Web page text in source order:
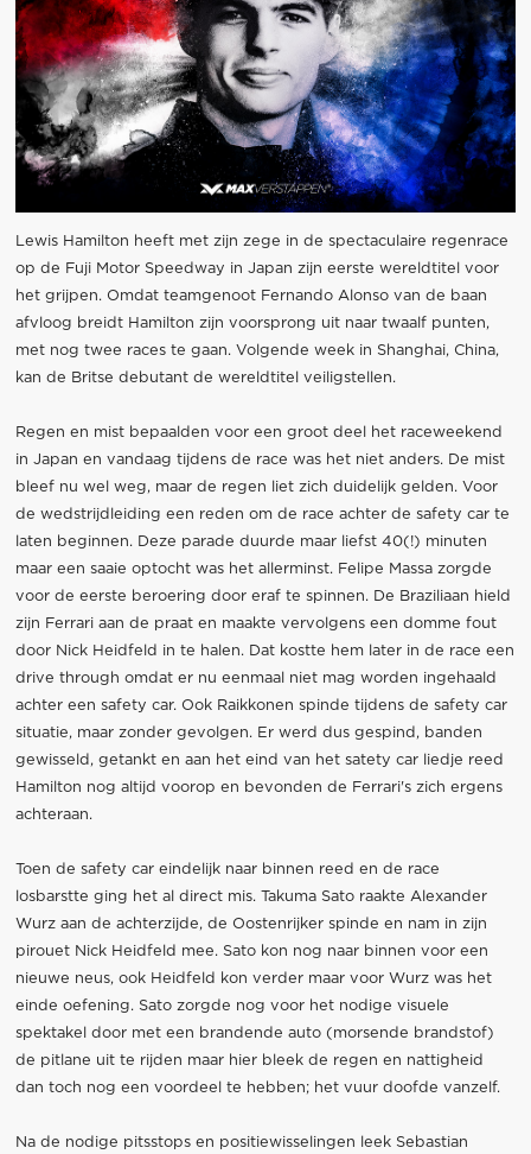
Lewis Hamilton heeft met zijn zege in de spectaculaire regenrace
op de Fuji Motor Speedway in Japan zijn eerste wereldtitel voor
het grijpen. Omdat teamgenoot Fernando Alonso van de baan
afvloog breidt Hamilton zijn voorsprong uit naar twaalf punten,
met nog twee races te gaan. Volgende week in Shanghai, China,
kan de Britse debutant de wereldtitel veiligstellen.
Regen en mist bepaalden voor een groot deel het raceweekend
in Japan en vandaag tijdens de race was het niet anders. De mist
bleef nu wel weg, maar de regen liet zich duidelijk gelden. Voor
de wedstrijdleiding een reden om de race achter de safety car te
laten beginnen. Deze parade duurde maar liefst 40(!) minuten
maar een saaie optocht was het allerminst. Felipe Massa zorgde
voor de eerste beroering door eraf te spinnen. De Braziliaan hield
zijn Ferrari aan de praat en maakte vervolgens een domme fout
door Nick Heidfeld in te halen. Dat kostte hem later in de race een
drive through omdat er nu eenmaal niet mag worden ingehaald
achter een safety car. Ook Raikkonen spinde tijdens de safety car
situatie, maar zonder gevolgen. Er werd dus gespind, banden
gewisseld, getankt en aan het eind van het satety car liedje reed
Hamilton nog altijd voorop en bevonden de Ferrari's zich ergens
achteraan.
Toen de safety car eindelijk naar binnen reed en de race
losbarstte ging het al direct mis. Takuma Sato raakte Alexander
Wurz aan de achterzijde, de Oostenrijker spinde en nam in zijn
pirouet Nick Heidfeld mee. Sato kon nog naar binnen voor een
nieuwe neus, ook Heidfeld kon verder maar voor Wurz was het
einde oefening. Sato zorgde nog voor het nodige visuele
spektakel door met een brandende auto (morsende brandstof)
de pitlane uit te rijden maar hier bleek de regen en nattigheid
dan toch nog een voordeel te hebben; het vuur doofde vanzelf.
Na de nodige pitsstops en positiewisselingen leek Sebastian